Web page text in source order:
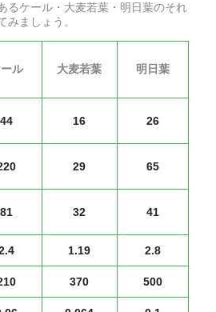
るケール・大麦若葉・明日葉のそれ
みましょう。
ル 大麦若葉 明日葉
44 16 26
29 65
81 32 41
1.19 2.8
370 500